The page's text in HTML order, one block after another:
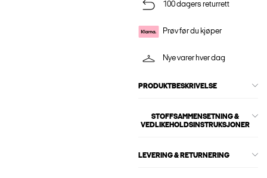
100 dagers returrett
Prøv før du kjøper
Nye varer hver dag
PRODUKTBESKRIVELSE
STOFFSAMMENSETNING &
VEDLIKEHOLDSINSTRUKSJONER
LEVERING & RETURNERING